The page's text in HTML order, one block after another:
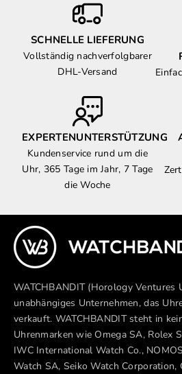
SCHNELLE LIEFERUNG
Vollständig nachverfolgbarer
DHL-Versand
EXPERTENUNTERSTÜTZUNG
Kundenservice rund um die
Uhr, 365 Tage im Jahr, 7 Tage
die Woche
WATCHBANDIT (Horology Ventures
unabhängiges Unternehmen, das
verkauft. WATCHBANDIT steht in
Uhrenmarken wie Omega SA, Rolex
IWC International Watch Co.,
Watch SA, Seiko Watch Corporation,